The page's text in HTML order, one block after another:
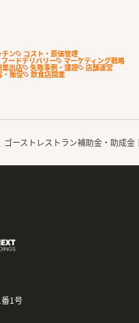
チン コスト・原価管理
フードデリバリー マーケティング戦略
業出店 失敗事例・課題 店舗運営
・販促 飲食店開業
ゴーストレストラン補助金・助成
1号